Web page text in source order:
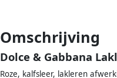
Omschrijving
Dolce & Gabbana
Roze, kalfsleer, lakleren